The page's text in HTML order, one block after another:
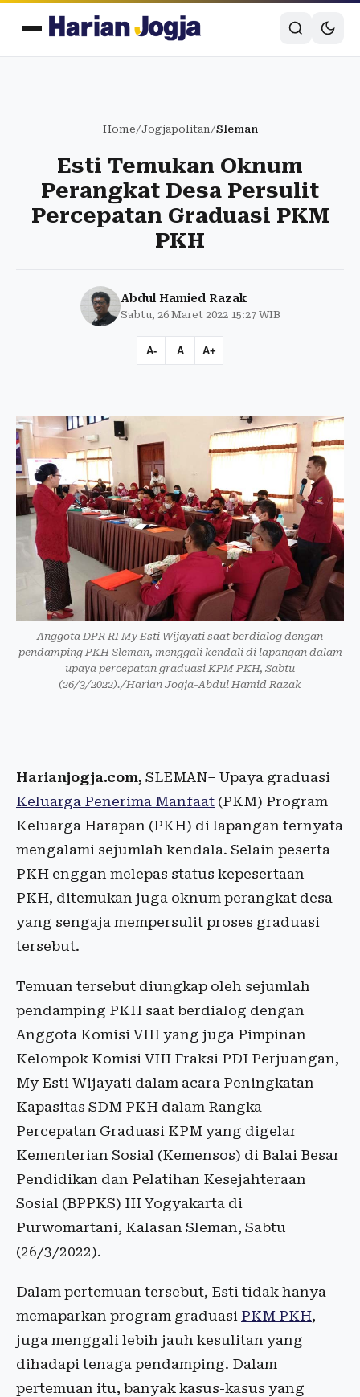
Home/Jogjapolitan/Sleman
Esti Temukan Oknum
Perangkat Desa Persulit
Percepatan Graduasi PKM
PKH
Abdul Hamied Razak
Sabtu, 26 Maret 2022 15:27 WIB
A- A A+
Anggota DPR RI My Esti Wijayati saat berdialog dengan
pendamping PKH Sleman, menggali kendali di lapangan dalam
upaya percepatan graduasi KPM PKH, Sabtu
(26/3/2022)./Harian Jogja-Abdul Hamid Razak
Harianjogja.com, SLEMAN– Upaya graduasi
Keluarga Penerima Manfaat (PKM) Program
Keluarga Harapan (PKH) di lapangan ternyata
mengalami sejumlah kendala. Selain peserta
PKH enggan melepas status kepesertaan
PKH, ditemukan juga oknum perangkat desa
yang sengaja mempersulit proses graduasi
tersebut.
Temuan tersebut diungkap oleh sejumlah
pendamping PKH saat berdialog dengan
Anggota Komisi VIII yang juga Pimpinan
Kelompok Komisi VIII Fraksi PDI Perjuangan,
My Esti Wijayati dalam acara Peningkatan
Kapasitas SDM PKH dalam Rangka
Percepatan Graduasi KPM yang digelar
Kementerian Sosial (Kemensos) di Balai Besar
Pendidikan dan Pelatihan Kesejahteraan
Sosial (BPPKS) III Yogyakarta di
Purwomartani, Kalasan Sleman, Sabtu
(26/3/2022).
Dalam pertemuan tersebut, Esti tidak hanya
memaparkan program graduasi PKM PKH,
juga menggali lebih jauh kesulitan yang
dihadapi tenaga pendamping. Dalam
pertemuan itu, banyak kasus-kasus yang